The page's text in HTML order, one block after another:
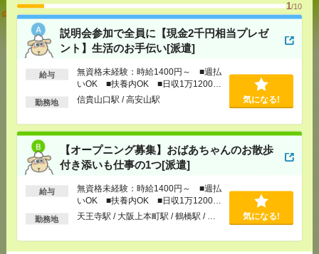
1/10
説明会参加で全員に【現金2千円相当プレゼ
ント】生活のお手伝い[派遣]
給与
無資格未経験：時給1400円～ ■週払
いOK ■扶養内OK ■日収1万1200円
以上
勤務地 信貴山口駅 / 高安山駅 気になる!
【オープニング募集】おばあちゃんのお散歩
付き添いも仕事の1つ[派遣]
給与
無資格未経験：時給1400円～ ■週払
いOK ■扶養内OK ■日収1万1200円
以上
勤務地 天王寺駅 / 大阪上本町駅 / 鶴橋駅 / … 気になる!
説明会参加で全員に【現金2千円相当プレゼント】生
活のお手伝い[派遣]
[給 与] 無資格未経験：時給1400円～ ■週払い
[交通費]交通費全額支給
信貴山口駅 / 高安山駅
気になる！
【オープニング募集】おばあちゃんのお散歩付き添
いも仕事の1つ[派遣]
[給 与] 無資格未経験：時給1400円～ ■週払い
[交通費]交通費全額支給
天王寺駅/大阪上本町駅/鶴橋駅/ …
気になる！